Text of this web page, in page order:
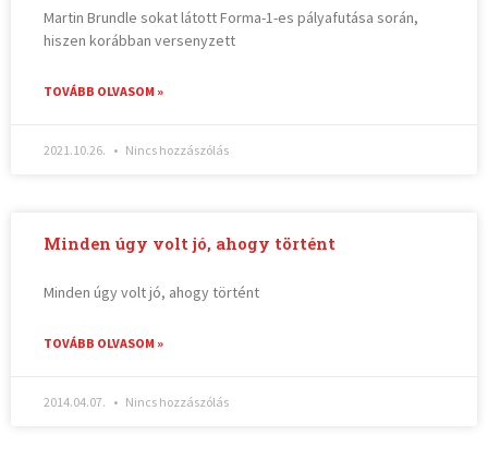
Martin Brundle sokat látott Forma-1-es pályafutása során,
hiszen korábban versenyzett
TOVÁBB OLVASOM »
2021.10.26. Nincs hozzászólás
Minden úgy volt jó, ahogy történt
Minden úgy volt jó, ahogy történt
TOVÁBB OLVASOM »
2014.04.07. Nincs hozzászólás